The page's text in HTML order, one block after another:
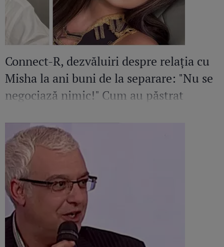
Connect-R, dezvăluiri despre relația cu
Misha la ani buni de la separare: "Nu se
negociază nimic!" Cum au păstrat